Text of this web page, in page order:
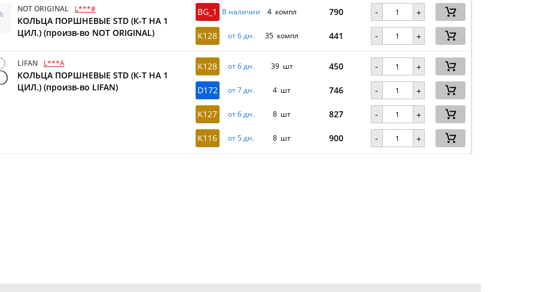
NOT ORIGINAL L***#
КОЛЬЦА ПОРШНЕВЫЕ STD (К-Т НА 1
ЦИЛ.) (произв-во NOT ORIGINAL)
BG_1 В наличии 4 компл 790 - +
K128 от 6 дн. 35 компл 441 - +
LIFAN L***A
КОЛЬЦА ПОРШНЕВЫЕ STD (К-Т НА 1
ЦИЛ.) (произв-во LIFAN)
K128 от 6 дн. 39 шт 450 - +
D172 от 7 дн. 4 шт 746 - +
K127 от 6 дн. 8 шт 827 - +
K116 от 5 дн. 8 шт 900 - +